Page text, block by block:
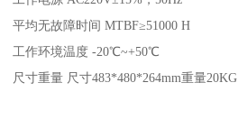
平均无故障时间 MTBF≥51000 H
工作环境温度 -20℃~+50℃
尺寸重量 尺寸483*480*264mm重量20KG